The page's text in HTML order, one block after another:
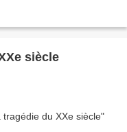
siècle